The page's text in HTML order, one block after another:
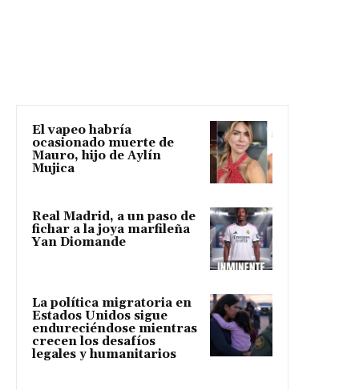
El vapeo habría
ocasionado muerte de
Mauro, hijo de Aylín
Mujica
Real Madrid, a un paso de
fichar a la joya marfileña
Yan Diomande
La política migratoria en
Estados Unidos sigue
endureciéndose mientras
crecen los desafíos
legales y humanitarios